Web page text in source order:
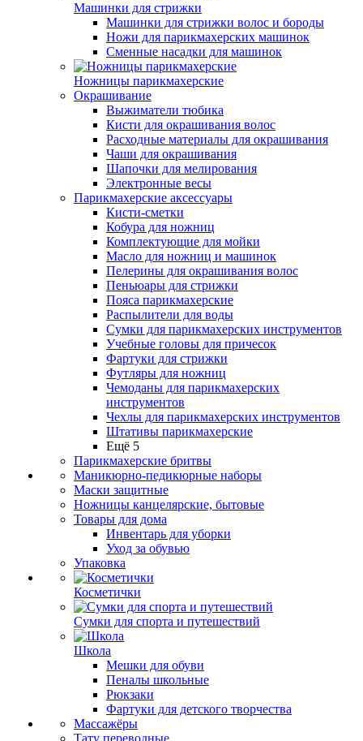
Машинки для стрижки
Машинки для стрижки волос и бороды
Ножи для парикмахерских машинок
Сменные насадки для машинок
Ножницы парикмахерские
Окрашивание
Выжиматели тюбика
Кисти для окрашивания волос
Расходные материалы для окрашивания
Чаши для окрашивания
Шапочки для мелирования
Электронные весы
Парикмахерские аксессуары
Кисти-сметки
Кобура для ножниц
Комплектующие для мойки
Масло для ножниц и машинок
Пелерины для окрашивания волос
Пеньюары для стрижки
Пояса парикмахерские
Распылители для воды
Сумки для парикмахерских инструментов
Учебные головы для причесок
Фартуки для стрижки
Футляры для ножниц
Чемоданы для парикмахерских
инструментов
Чехлы для парикмахерских инструментов
Штативы парикмахерские
Ещё 5
Парикмахерские бритвы
Маникюрно-педикюрные наборы
Маски защитные
Ножницы канцелярские, бытовые
Товары для дома
Инвентарь для уборки
Уход за обувью
Упаковка
Косметички
Сумки для спорта и путешествий
Школа
Мешки для обуви
Пеналы школьные
Рюкзаки
Фартуки для детского творчества
Массажёры
Тату переводные